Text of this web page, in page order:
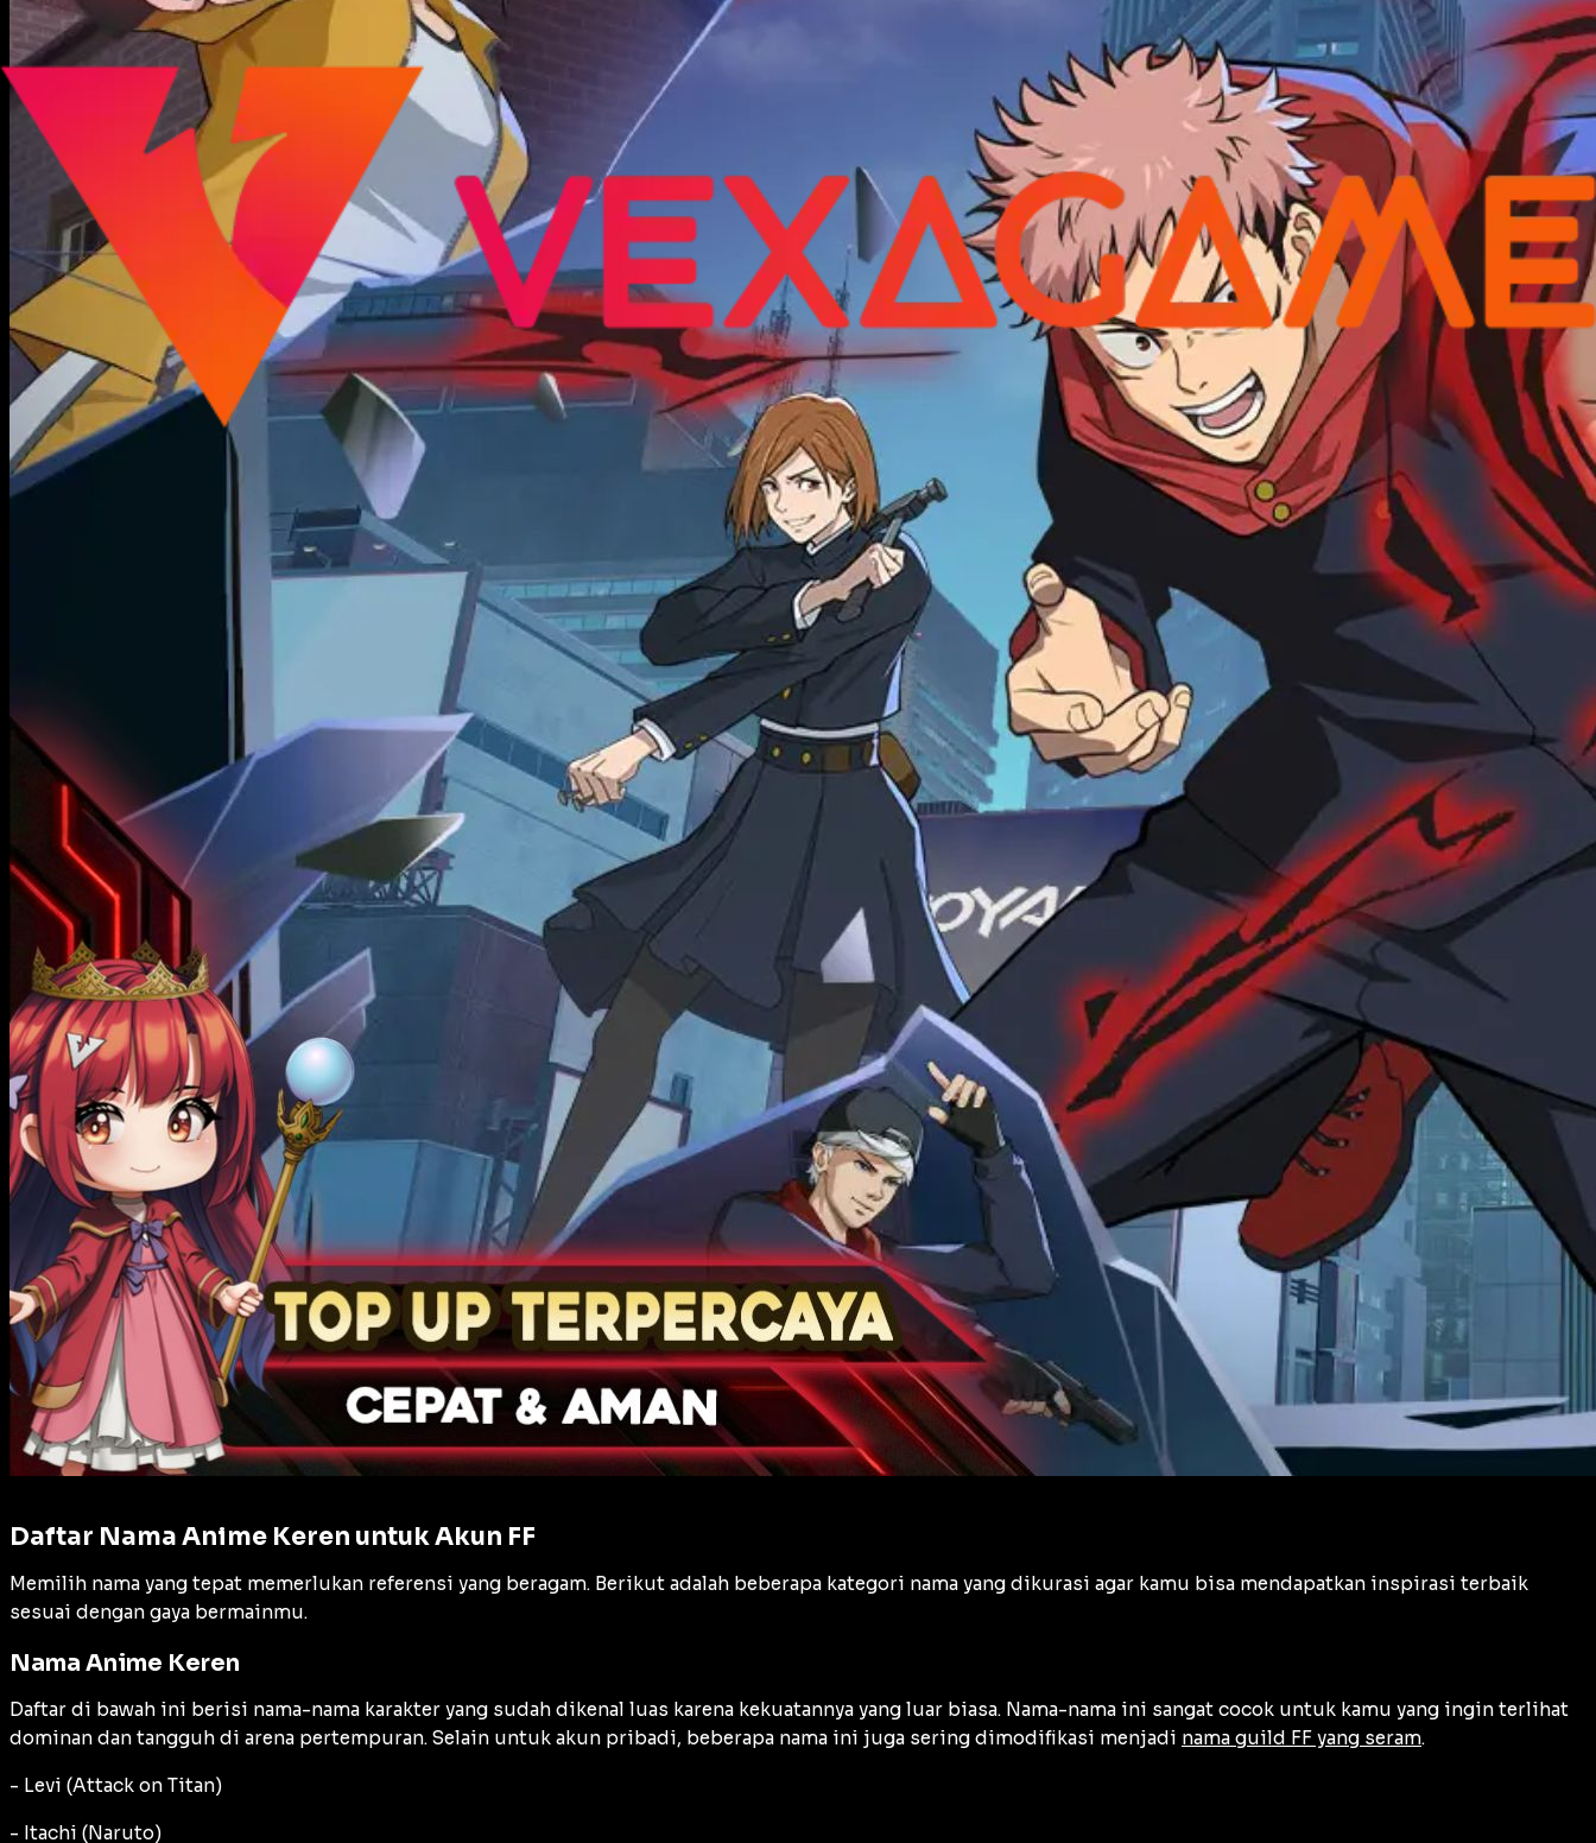
Daftar Nama Anime Keren untuk Akun FF
Memilih nama yang tepat memerlukan referensi yang beragam. Berikut adalah beberapa kategori nama yang dikurasi agar kamu bisa mendapatkan inspirasi terbaik
sesuai dengan gaya bermainmu.
Nama Anime Keren
Daftar di bawah ini berisi nama-nama karakter yang sudah dikenal luas karena kekuatannya yang luar biasa. Nama-nama ini sangat cocok untuk kamu yang ingin terlihat
dominan dan tangguh di arena pertempuran. Selain untuk akun pribadi, beberapa nama ini juga sering dimodifikasi menjadi nama guild FF yang seram.
- Levi (Attack on Titan)
- Itachi (Naruto)